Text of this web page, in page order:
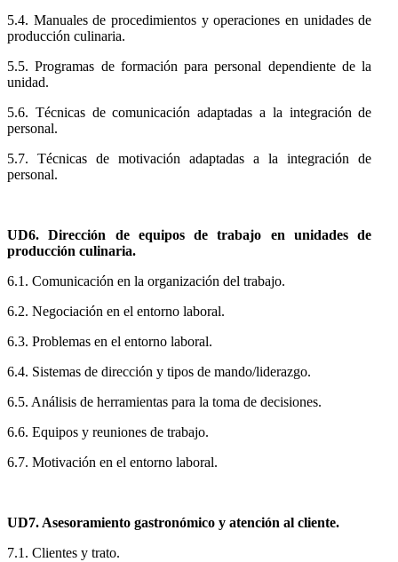
5.4. Manuales de procedimientos y operaciones en unidades de
producción culinaria.
5.5. Programas de formación para personal dependiente de la
unidad.
5.6. Técnicas de comunicación adaptadas a la integración de
personal.
5.7. Técnicas de motivación adaptadas a la integración de
personal.
UD6. Dirección de equipos de trabajo en unidades de
producción culinaria.
6.1. Comunicación en la organización del trabajo.
6.2. Negociación en el entorno laboral.
6.3. Problemas en el entorno laboral.
6.4. Sistemas de dirección y tipos de mando/liderazgo.
6.5. Análisis de herramientas para la toma de decisiones.
6.6. Equipos y reuniones de trabajo.
6.7. Motivación en el entorno laboral.
UD7. Asesoramiento gastronómico y atención al cliente.
7.1. Clientes y trato.